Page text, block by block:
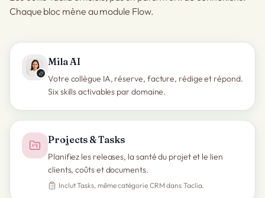
Chaque bloc mène au module Flow.
Mila AI
Votre collègue IA, réserve, facture, rédige et répond.
Six skills activables par domaine.
Projects & Tasks
Planifiez les releases, la santé du projet et le lien
clients, coûts et documents.
Inclut Tasks, même catégorie CRM dans Taclia.